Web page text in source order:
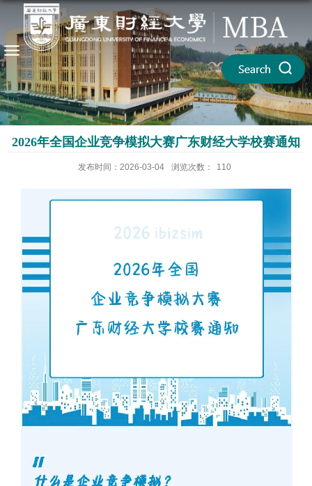
2026年全国企业竞争模拟大赛广东财经大学校赛通知
发布时间：2026-03-04 浏览次数： 110